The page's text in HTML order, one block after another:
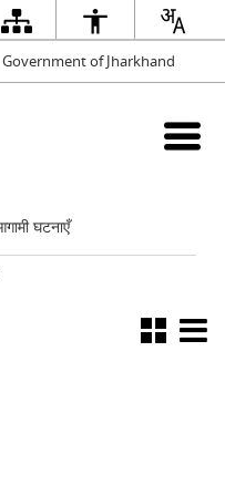
Government of Jharkhand
घटनाएँ